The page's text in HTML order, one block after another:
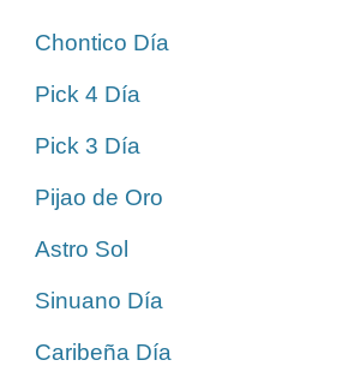
Chontico Día
Pick 4 Día
Pick 3 Día
Pijao de Oro
Astro Sol
Sinuano Día
Caribeña Día